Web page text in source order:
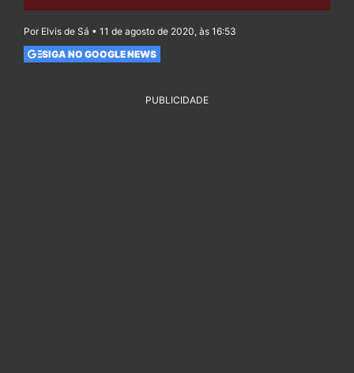
Por Elvis de Sá • 11 de agosto de 2020, às 16:53
SIGA NO GOOGLE NEWS
PUBLICIDADE